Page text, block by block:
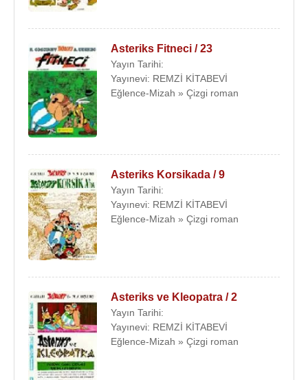
Asteriks Fitneci / 23
Yayın Tarihi:
Yayınevi: REMZİ KİTABEVİ
Eğlence-Mizah » Çizgi roman
Asteriks Korsikada / 9
Yayın Tarihi:
Yayınevi: REMZİ KİTABEVİ
Eğlence-Mizah » Çizgi roman
Asteriks ve Kleopatra / 2
Yayın Tarihi:
Yayınevi: REMZİ KİTABEVİ
Eğlence-Mizah » Çizgi roman